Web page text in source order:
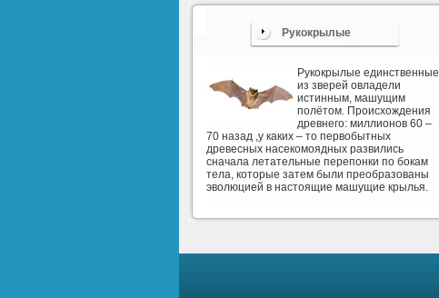
Рукокрылые
Рукокрылые единственные
из зверей овладели
истинным, машущим
полётом. Происхождения
древнего: миллионов 60 –
70 назад ,у каких – то первобытных
древесных насекомоядных развились
сначала летательные перепонки по бокам
тела, которые затем были преобразованы
эволюцией в настоящие машущие крылья.